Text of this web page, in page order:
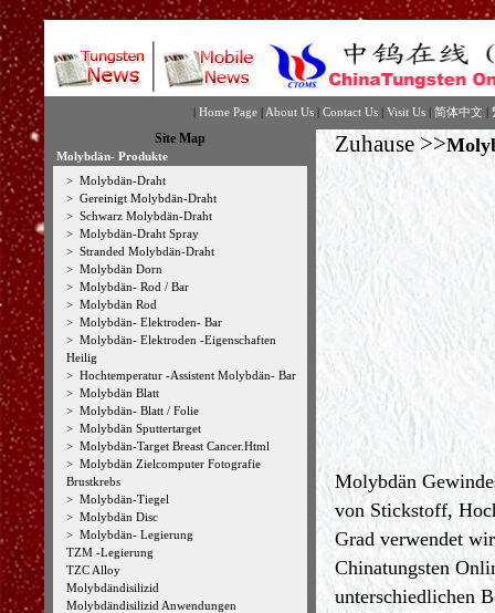
| Home Page | About Us | Contact Us | Visit Us | 简体中文 |
Site Map
Molybdän- Produkte
> Molybdän-Draht
> Gereinigt Molybdän-Draht
> Schwarz Molybdän-Draht
> Molybdän-Draht Spray
> Stranded Molybdän-Draht
> Molybdän Dorn
> Molybdän- Rod / Bar
> Molybdän Rod
> Molybdän- Elektroden- Bar
> Molybdän- Elektroden -Eigenschaften
Heilig
> Hochtemperatur -Assistent Molybdän- Bar
> Molybdän Blatt
> Molybdän- Blatt / Folie
> Molybdän Sputtertarget
> Molybdän-Target Breast Cancer.Html
> Molybdän Zielcomputer Fotografie
Brustkrebs
> Molybdän-Tiegel
> Molybdän Disc
> Molybdän- Legierung
TZM -Legierung
TZC Alloy
Molybdändisilizid
Molybdändisilizid Anwendungen
Zuhause >>
Molybdän
von Stickstoff,
Grad verwendet
Chinatungsten
unterschiedlichen